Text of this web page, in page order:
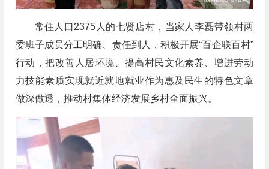
常住人口2375人的七贤店村，当家人李磊带领村两
委班子成员分工明确、责任到人，积极开展“百企联百村”
行动，把改善人居环境、提高村民文化素养、增进劳动
力技能素质实现就近就地就业作为惠及民生的特色文章
做深做透，推动村集体经济发展乡村全面振兴。